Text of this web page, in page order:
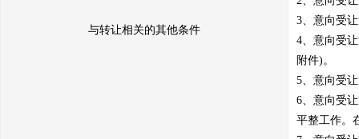
与转让相关的其他条件
3、意向受
4、意向受
附件)。
5、意向受
6、意向受
平整工作。